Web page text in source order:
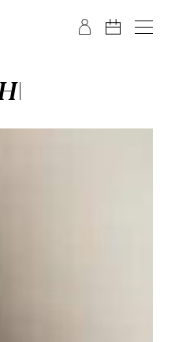
Footer springen